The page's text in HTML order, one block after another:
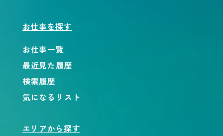
お仕事を探す
お仕事一覧
最近見た履歴
検索履歴
気になるリスト
エリアから探す